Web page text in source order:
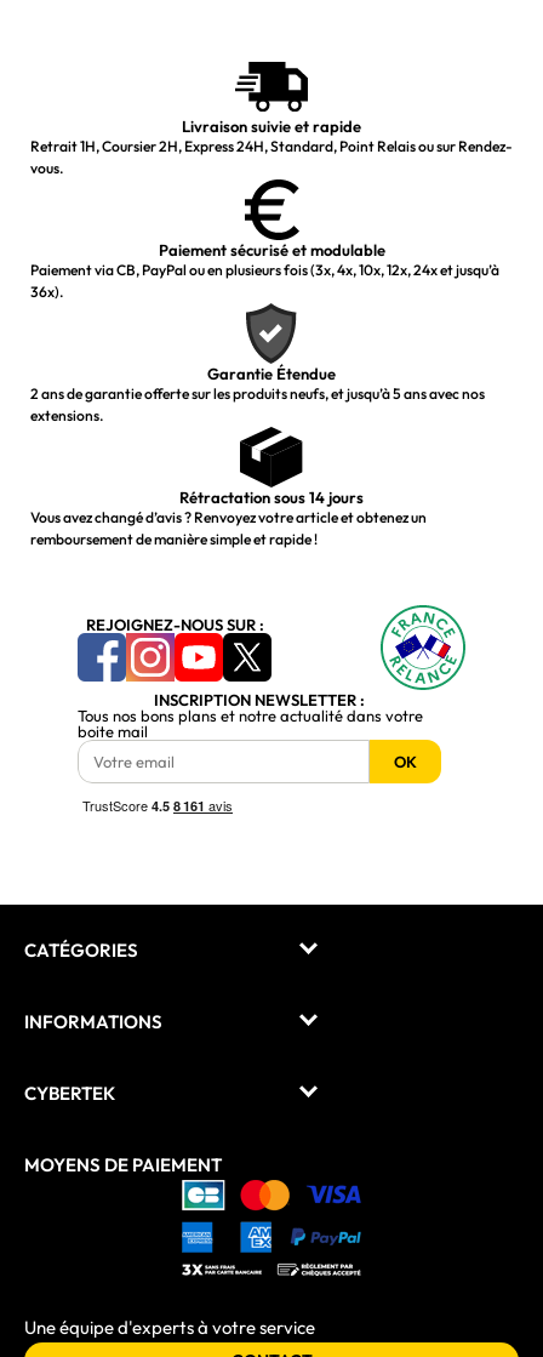
Livraison suivie et rapide
Retrait 1H, Coursier 2H, Express 24H, Standard, Point Relais ou sur Rendez-
vous.
Paiement sécurisé et modulable
Paiement via CB, PayPal ou en plusieurs fois (3x, 4x, 10x, 12x, 24x et jusqu’à
36x).
Garantie Étendue
2 ans de garantie offerte sur les produits neufs, et jusqu’à 5 ans avec nos
extensions.
Rétractation sous 14 jours
Vous avez changé d’avis ? Renvoyez votre article et obtenez un
remboursement de manière simple et rapide !
REJOIGNEZ-NOUS SUR :
INSCRIPTION NEWSLETTER :
Tous nos bons plans et notre actualité dans votre
boite mail
OK
CATÉGORIES
INFORMATIONS
CYBERTEK
MOYENS DE PAIEMENT
Une équipe d'experts à votre service